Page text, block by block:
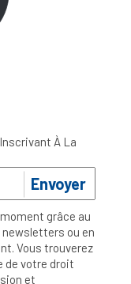
À La
Envoyer
grâce au
newsletters ou en
Vous trouverez
de votre droit
et